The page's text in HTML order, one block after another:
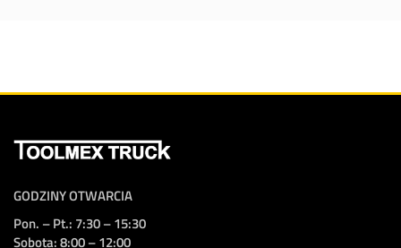
GODZINY OTWARCIA
Pon. – Pt.: 7:30 – 15:30
Sobota: 8:00 – 12:00